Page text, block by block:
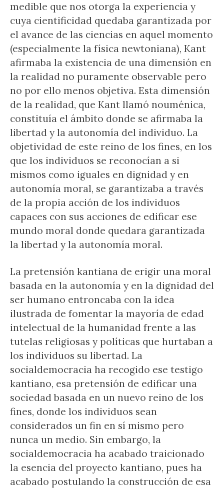
medible que nos otorga la experiencia y
cuya cientificidad quedaba garantizada por
el avance de las ciencias en aquel momento
(especialmente la física newtoniana), Kant
afirmaba la existencia de una dimensión en
la realidad no puramente observable pero
no por ello menos objetiva. Esta dimensión
de la realidad, que Kant llamó nouménica,
constituía el ámbito donde se afirmaba la
libertad y la autonomía del individuo. La
objetividad de este reino de los fines, en los
que los individuos se reconocían a si
mismos como iguales en dignidad y en
autonomía moral, se garantizaba a través
de la propia acción de los individuos
capaces con sus acciones de edificar ese
mundo moral donde quedara garantizada
la libertad y la autonomía moral.
La pretensión kantiana de erigir una moral
basada en la autonomía y en la dignidad del
ser humano entroncaba con la idea
ilustrada de fomentar la mayoría de edad
intelectual de la humanidad frente a las
tutelas religiosas y políticas que hurtaban a
los individuos su libertad. La
socialdemocracia ha recogido ese testigo
kantiano, esa pretensión de edificar una
sociedad basada en un nuevo reino de los
fines, donde los individuos sean
considerados un fin en sí mismo pero
nunca un medio. Sin embargo, la
socialdemocracia ha acabado traicionado
la esencia del proyecto kantiano, pues ha
acabado postulando la construcción de esa